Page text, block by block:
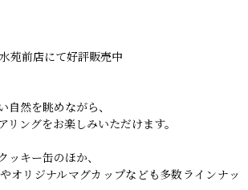
苑前店にて好評販売中
自然を眺めながら、
リングをお楽しみいただけます。
キー缶のほか、
オリジナルマグカップなども多数ラインナッ